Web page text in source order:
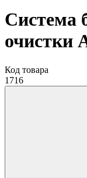
Система
Код товара
1716